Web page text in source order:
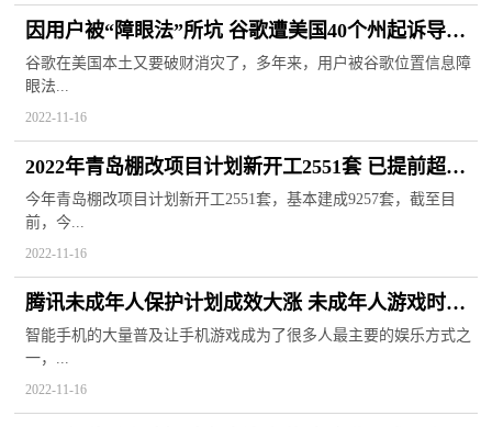
因用户被“障眼法”所坑 谷歌遭美国40个州起诉导致
赔偿3.915亿美元
谷歌在美国本土又要破财消灾了，多年来，用户被谷歌位置信息障
眼法...
2022-11-16
2022年青岛棚改项目计划新开工2551套 已提前超额
完成任务目标
今年青岛棚改项目计划新开工2551套，基本建成9257套，截至目
前，今...
2022-11-16
腾讯未成年人保护计划成效大涨 未成年人游戏时长
同比下降92%
智能手机的大量普及让手机游戏成为了很多人最主要的娱乐方式之
一，...
2022-11-16